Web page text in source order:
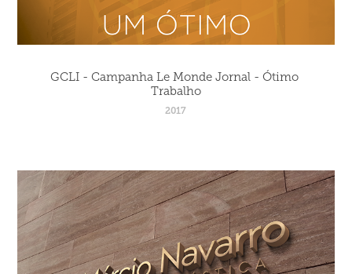
GCLI - Campanha Le Monde Jornal - Ótimo
Trabalho
2017